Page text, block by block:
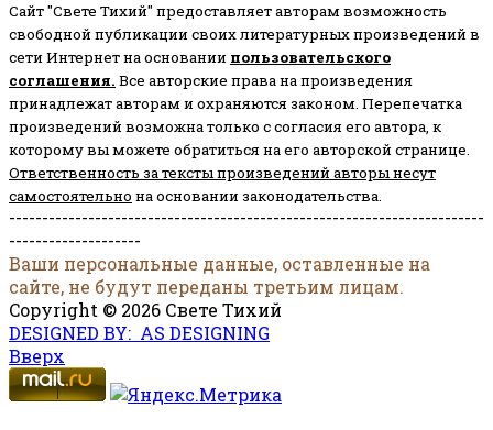
Сайт "Свете Тихий" предоставляет авторам возможность
свободной публикации своих литературных произведений в
сети Интернет на основании пользовательского
соглашения. Все авторские права на произведения
принадлежат авторам и охраняются законом. Перепечатка
произведений возможна только с согласия его автора, к
которому вы можете обратиться на его авторской странице.
Ответственность за тексты произведений авторы несут
самостоятельно на основании законодательства.
------------------------------------------------------------------------
--------------------
Ваши персональные данные, оставленные на
сайте, не будут переданы третьим лицам.
Copyright © 2026 Свете Тихий
DESIGNED BY: AS DESIGNING
Вверх